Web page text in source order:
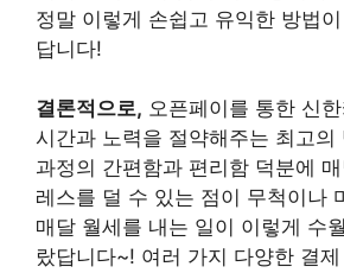
정말 이렇게 손쉽고 유익한 방법
답니다!
결론적으로, 오픈페이를 통한 신
시간과 노력을 절약해주는 최고의
과정의 간편함과 편리함 덕분에
레스를 덜 수 있는 점이 무척이나
매달 월세를 내는 일이 이렇게 수
랐답니다~! 여러 가지 다양한 결